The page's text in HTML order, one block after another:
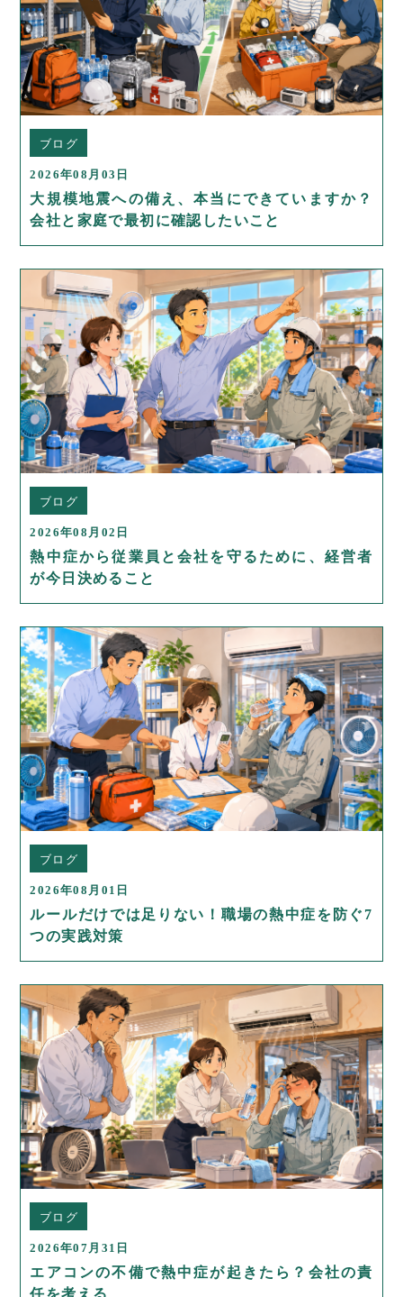
ブログ
2026年08月03日
大規模地震への備え、本当にできていますか？
会社と家庭で最初に確認したいこと
ブログ
2026年08月02日
熱中症から従業員と会社を守るために、経営者
が今日決めること
ブログ
2026年08月01日
ルールだけでは足りない！職場の熱中症を防ぐ7
つの実践対策
ブログ
2026年07月31日
エアコンの不備で熱中症が起きたら？会社の責
任を考える